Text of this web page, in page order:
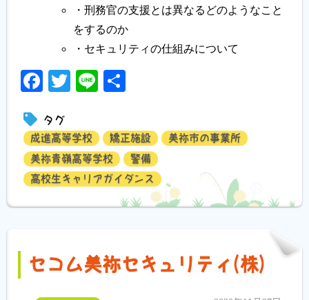
・刑務官の支援とは異なるどのようなこと
をするのか
・セキュリティの仕組みについて
Facebook
Twitter
Line
タグ
成進高等学校 矯正施設
美祢市の事業所
美祢青嶺高等学校
警備
高校生キャリアガイダンス
セコム美祢セキュリティ(株)